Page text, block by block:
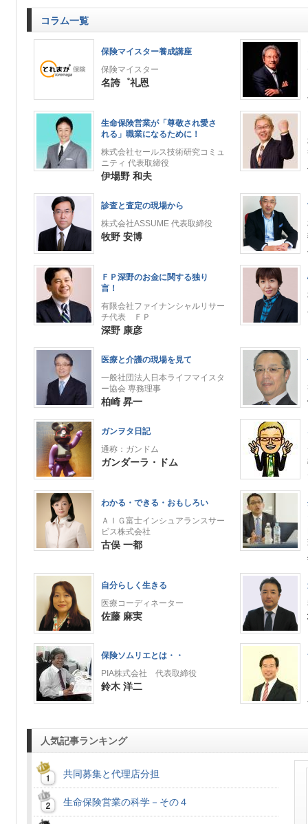
コラム一覧
保険マイスター養成講座
保険マイスター
名誇゜礼恩
生命保険営業が「尊敬され愛さ
れる」職業になるために！
株式会社セールス技術研究コミュ
ニティ 代表取締役
伊場野 和夫
診査と査定の現場から
株式会社ASSUME 代表取締役
牧野 安博
ＦＰ深野のお金に関する独り
言！
有限会社ファイナンシャルリサー
チ代表 ＦＰ
深野 康彦
医療と介護の現場を見て
一般社団法人日本ライフマイスタ
ー協会 専務理事
柏崎 昇一
ガンヲタ日記
通称：ガンドム
ガンダーラ・ドム
わかる・できる・おもしろい
ＡＩＧ富士インシュアランスサー
ビス株式会社
古俣 一都
自分らしく生きる
医療コーディネーター
佐藤 麻実
保険ソムリエとは・・
PIA株式会社 代表取締役
鈴木 洋二
人気記事ランキング
共同募集と代理店分担
生命保険営業の科学－その４